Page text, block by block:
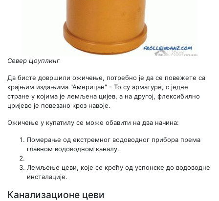
Север Цоуплинг
Да бисте довршили ожичење, потребно је да се повежете са
крајњим издањима "Америцан" - То су арматуре, с једне
стране у којима је лемљена цијев, а на другој, флексибилно
цријево је повезано кроз навоје.
Ожичење у купатилу се може обавити на два начина:
Померање од екстремног водоводног прибора према
главном водоводном каналу.
Лемљење цеви, које се крећу од успонске до водоводне
инсталације.
Канализационе цеви